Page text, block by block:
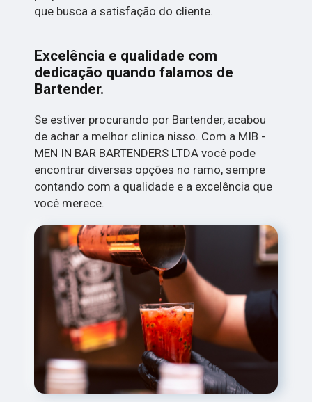
que busca a satisfação do cliente.
Excelência e qualidade com
dedicação quando falamos de
Bartender.
Se estiver procurando por Bartender, acabou
de achar a melhor clinica nisso. Com a MIB -
MEN IN BAR BARTENDERS LTDA você pode
encontrar diversas opções no ramo, sempre
contando com a qualidade e a excelência que
você merece.